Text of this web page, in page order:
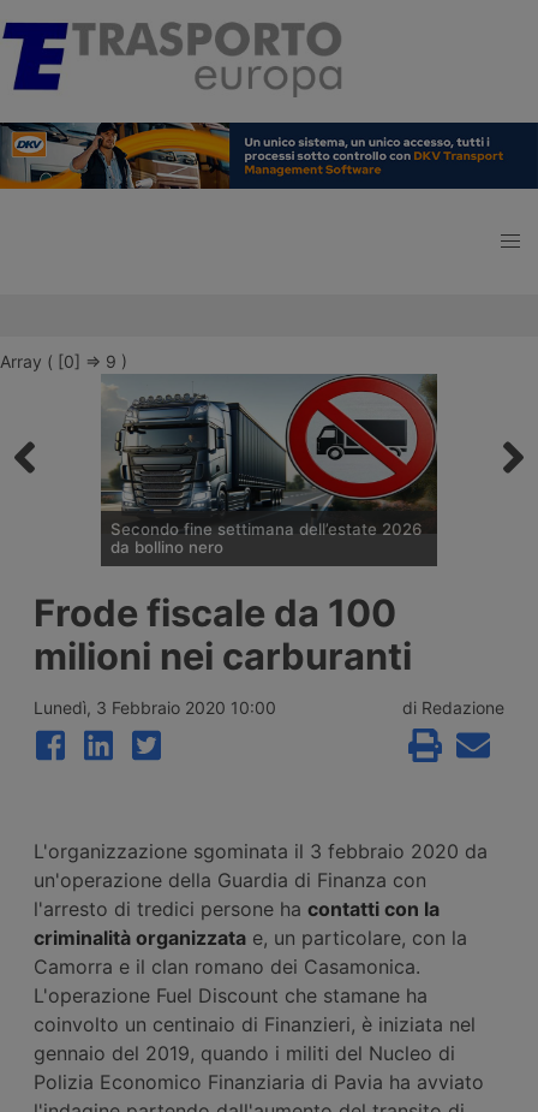
Array ( [0] => 9 )
Secondo fine settimana dell’estate 2026
da bollino nero
e potenziamento del personale Anas sulla
rete nazionale nel weekend che apre la
settimana di Ferragosto, con oltre 25
milioni di spostamenti attesi tra il 7 e il 9
Frode fiscale da 100
milioni nei carburanti
Lunedì, 3 Febbraio 2020 10:00 di Redazione
L'organizzazione sgominata il 3 febbraio 2020 da
un'operazione della Guardia di Finanza con
l'arresto di tredici persone ha contatti con la
criminalità organizzata e, un particolare, con la
Camorra e il clan romano dei Casamonica.
L'operazione Fuel Discount che stamane ha
coinvolto un centinaio di Finanzieri, è iniziata nel
gennaio del 2019, quando i militi del Nucleo di
Polizia Economico Finanziaria di Pavia ha avviato